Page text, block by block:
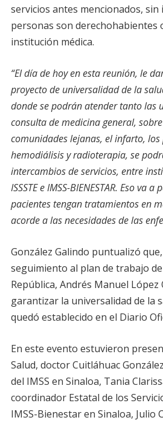
servicios antes mencionados,
personas son derechohabientes
institución médica.
“El día de hoy en esta reunión, le
proyecto de universalidad de la
donde se podrán atender tanto las
consulta de medicina general,
comunidades lejanas, el infarto,
hemodiálisis y radioterapia, se
intercambios de servicios, entre
ISSSTE e IMSS-BIENESTAR. Eso va
pacientes tengan tratamientos en
acorde a las necesidades de las
González Galindo puntualizó
seguimiento al plan de trabajo
República, Andrés Manuel López
garantizar la universalidad de la
quedó establecido en el Diario
En este evento estuvieron
Salud, doctor Cuitláhuac
del IMSS en Sinaloa, Tania
coordinador Estatal de los
IMSS-Bienestar en Sinaloa, Julio